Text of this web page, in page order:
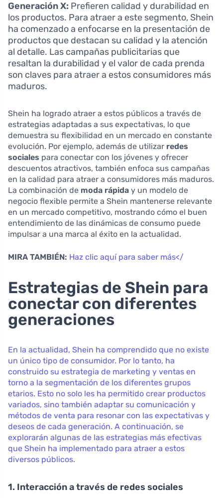
Generación X: Prefieren calidad y durabilidad en
los productos. Para atraer a este segmento, Shein
ha comenzado a enfocarse en la presentación de
productos que destacan su calidad y la atención
al detalle. Las campañas publicitarias que
resaltan la durabilidad y el valor de cada prenda
son claves para atraer a estos consumidores más
maduros.
Shein ha logrado atraer a estos públicos a través de
estrategias adaptadas a sus expectativas, lo que
demuestra su flexibilidad en un mercado en constante
evolución. Por ejemplo, además de utilizar redes
sociales para conectar con los jóvenes y ofrecer
descuentos atractivos, también enfoca sus campañas
en la calidad para atraer a consumidores más maduros.
La combinación de moda rápida y un modelo de
negocio flexible permite a Shein mantenerse relevante
en un mercado competitivo, mostrando cómo el buen
entendimiento de las dinámicas de consumo puede
impulsar a una marca al éxito en la actualidad.
MIRA TAMBIÉN: Haz clic aquí para saber más</
Estrategias de Shein para
conectar con diferentes
generaciones
En la actualidad, Shein ha comprendido que no existe
un único tipo de consumidor. Por lo tanto, ha
construido su estrategia de marketing y ventas en
torno a la segmentación de los diferentes grupos
etarios. Esto no solo les ha permitido crear productos
variados, sino también adaptar su comunicación y
métodos de venta para resonar con las expectativas y
deseos de cada generación. A continuación, se
explorarán algunas de las estrategias más efectivas
que Shein ha implementado para atraer a estos
diversos públicos.
1. Interacción a través de redes sociales